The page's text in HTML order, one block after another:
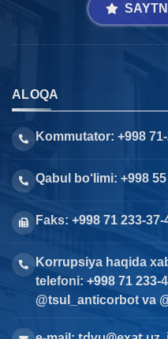
ALOQA
Kommutator: +998
Qabul bo‘limi: +998
Faks: +998 71 233-37-
Korrupsiya haqida
telefoni: +998 71 233-
@tsul_anticorbot va